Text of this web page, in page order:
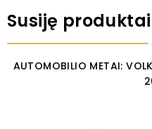
Susiję produktai
AUTOMOBILIO METAI: